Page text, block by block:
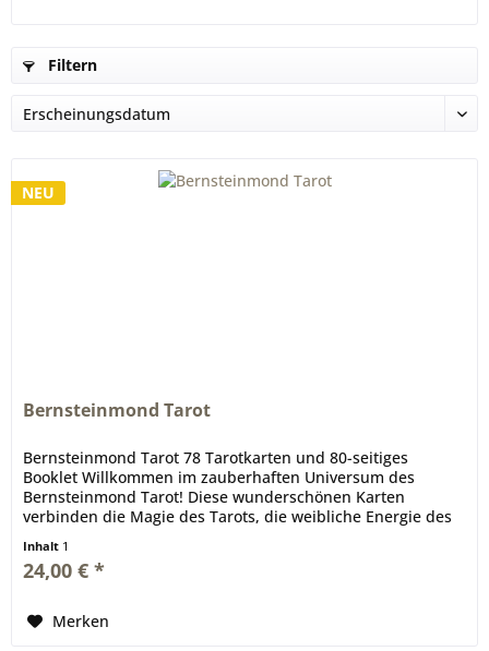
Filtern
NEU
Bernsteinmond Tarot
Bernsteinmond Tarot 78 Tarotkarten und 80-seitiges
Booklet Willkommen im zauberhaften Universum des
Bernsteinmond Tarot! Diese wunderschönen Karten
verbinden die Magie des Tarots, die weibliche Energie des
Inhalt 1
24,00 € *
Merken